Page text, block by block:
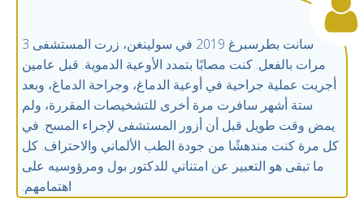
سانت بطرسبرغ 2019 في سولينغن، زرت المستشفى 3
مرات بالفعل. كنت مصابًا بتمدد الأوعية الدموية. قبل عامين
أجريت عملية جراحية في أوعية الدماغ، وجراحة الدماغ، وبعد
ستة أشهر سافرت مرة أخرى للتشخيصات المقررة، ولم
يمض وقت طويل قبل أن أزور المستشفى لإجراء المسح. في
كل مرة كنت مندهشًا من جودة الطب الألماني والاحتراف. كل
ما تبقى هو التعبير عن امتناني للدكتور بول ومرؤوسيه على
اهتمامهم.